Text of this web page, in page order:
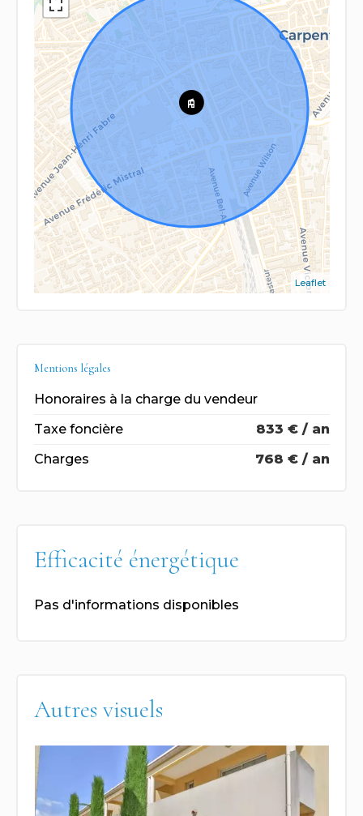
Leaflet
Mentions légales
Honoraires à la charge du vendeur
Taxe foncière
833 € / an
Charges
768 € / an
Efficacité énergétique
Pas d'informations disponibles
Autres visuels